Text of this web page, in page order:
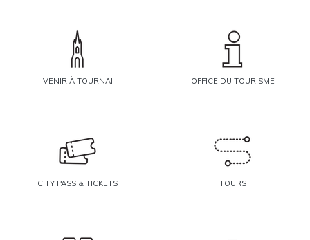
VENIR À TOURNAI OFFICE DU TOURISME
CITY PASS & TICKETS TOURS